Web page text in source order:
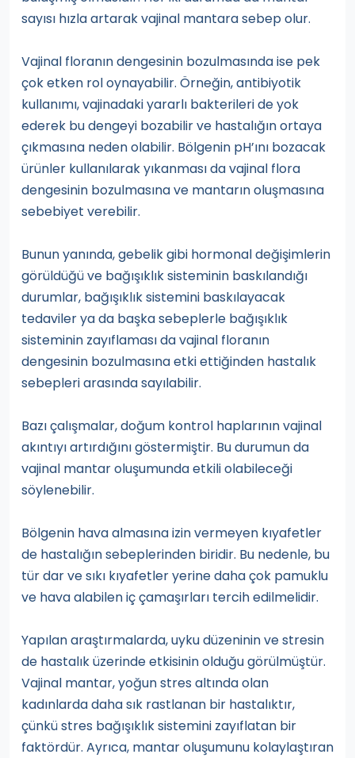
sayısı hızla artarak vajinal mantara sebep olur.
Vajinal floranın dengesinin bozulmasında ise pek
çok etken rol oynayabilir. Örneğin, antibiyotik
kullanımı, vajinadaki yararlı bakterileri de yok
ederek bu dengeyi bozabilir ve hastalığın ortaya
çıkmasına neden olabilir. Bölgenin pH’ını bozacak
ürünler kullanılarak yıkanması da vajinal flora
dengesinin bozulmasına ve mantarın oluşmasına
sebebiyet verebilir.
Bunun yanında, gebelik gibi hormonal değişimlerin
görüldüğü ve bağışıklık sisteminin baskılandığı
durumlar, bağışıklık sistemini baskılayacak
tedaviler ya da başka sebeplerle bağışıklık
sisteminin zayıflaması da vajinal floranın
dengesinin bozulmasına etki ettiğinden hastalık
sebepleri arasında sayılabilir.
Bazı çalışmalar, doğum kontrol haplarının vajinal
akıntıyı artırdığını göstermiştir. Bu durumun da
vajinal mantar oluşumunda etkili olabileceği
söylenebilir.
Bölgenin hava almasına izin vermeyen kıyafetler
de hastalığın sebeplerinden biridir. Bu nedenle, bu
tür dar ve sıkı kıyafetler yerine daha çok pamuklu
ve hava alabilen iç çamaşırları tercih edilmelidir.
Yapılan araştırmalarda, uyku düzeninin ve stresin
de hastalık üzerinde etkisinin olduğu görülmüştür.
Vajinal mantar, yoğun stres altında olan
kadınlarda daha sık rastlanan bir hastalıktır,
çünkü stres bağışıklık sistemini zayıflatan bir
faktördür. Ayrıca, mantar oluşumunu kolaylaştıran